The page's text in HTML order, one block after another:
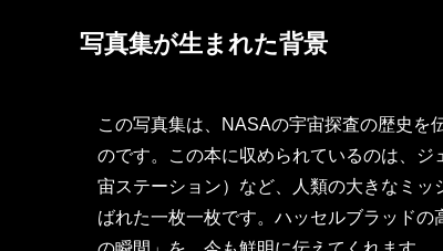
写真集が生まれた背景
この写真集は、NASAの宇宙探査の歴史を
のです。この本に収められているのは、
宙ステーション）など、人類の大きなミ
ばれた一枚一枚です。ハッセルブラッド